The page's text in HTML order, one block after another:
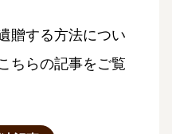
贈する方法につい
ちらの記事をご覧